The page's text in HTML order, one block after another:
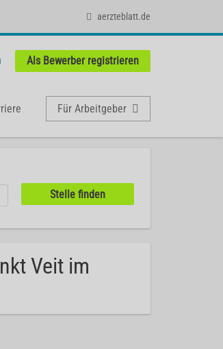
aerzteblatt.de
Als Bewerber registrieren
Für Arbeitgeber
Veit im